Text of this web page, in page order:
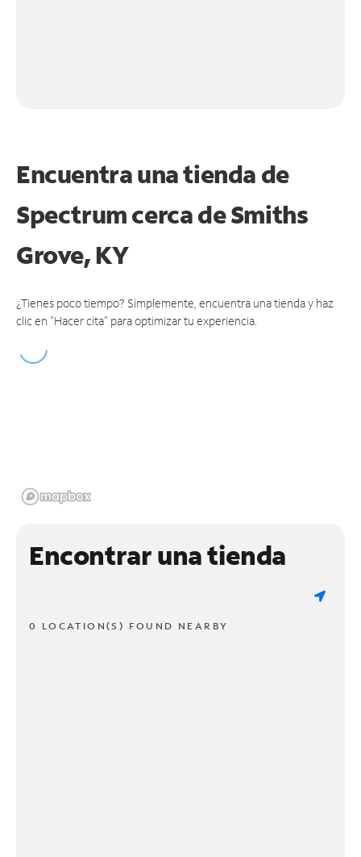
Encuentra una tienda de
Spectrumcerca de Smiths
Grove, KY
¿Tienes poco tiempo? Simplemente, encuentra una tienda y haz
clic en "Hacer cita" para optimizar tu experiencia.
Encontrar una tienda
0 LOCATION(S) FOUND NEARBY